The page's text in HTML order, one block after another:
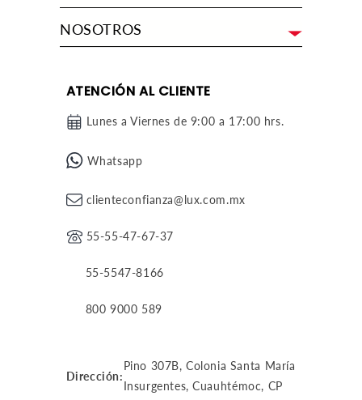
NOSOTROS
ATENCIÓN AL CLIENTE
Lunes a Viernes de 9:00 a 17:00 hrs.
Whatsapp
clienteconfianza@lux.com.mx
55-55-47-67-37
55-5547-8166
800 9000 589
Dirección:
Pino 307B, Colonia Santa María
Insurgentes, Cuauhtémoc, CP